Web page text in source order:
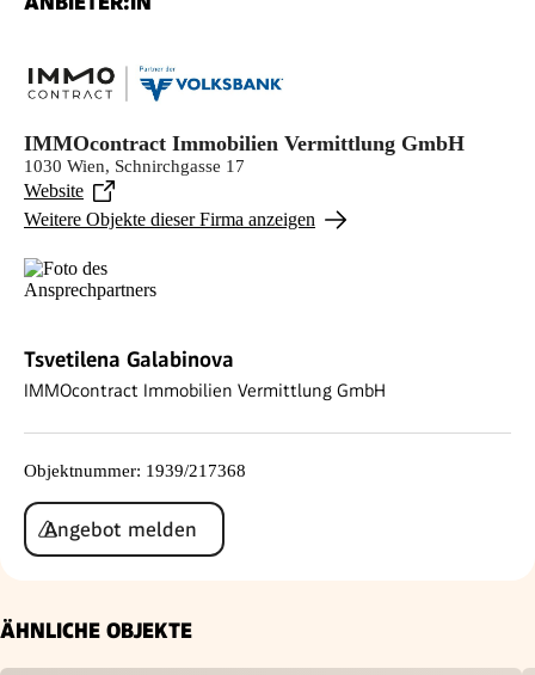
IMMOcontract Immobilien Vermittlung GmbH
1030 Wien, Schnirchgasse 17
Website
Weitere Objekte dieser Firma anzeigen
Tsvetilena Galabinova
IMMOcontract Immobilien Vermittlung GmbH
Objektnummer: 1939/217368
Angebot melden
ÄHNLICHE OBJEKTE